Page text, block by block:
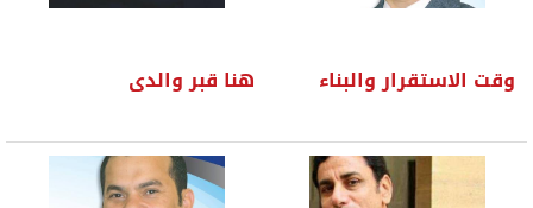
وقت الاستقرار والبناء هنا قبر والدى